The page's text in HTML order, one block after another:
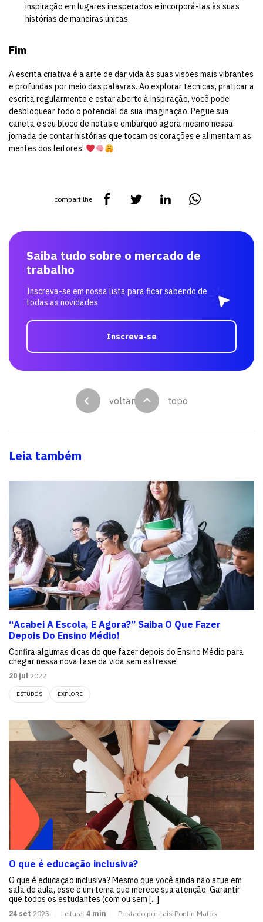
inspiração em lugares inesperados e incorporá-las às suas
histórias de maneiras únicas.
Fim
A escrita criativa é a arte de dar vida às suas visões mais vibrantes
e profundas por meio das palavras. Ao explorar técnicas, praticar a
escrita regularmente e estar aberto à inspiração, você pode
desbloquear todo o potencial da sua imaginação. Pegue sua
caneta e seu bloco de notas e embarque agora mesmo nessa
jornada de contar histórias que tocam os corações e alimentam as
mentes dos leitores!
compartilhe
Saiba tudo sobre o mercado de
trabalho
Inscreva-se em nossa lista para ficar sabendo de
todas as novidades
Inscreva-se
voltar topo
Leia também
“Acabei A Escola, E Agora?” Saiba O Que Fazer
Depois Do Ensino Médio!
Confira algumas dicas do que fazer depois do Ensino Médio para
chegar nessa nova fase da vida sem estresse!
20 jul 2022
ESTUDOS EXPLORE
O que é educação inclusiva?
O que é educação inclusiva? Mesmo que você ainda não atue em
sala de aula, esse é um tema que merece sua atenção. Garantir
que todos os estudantes (com ou sem [...]
24 set 2025 Leitura: 4 min Postado por Lais Pontin Matos